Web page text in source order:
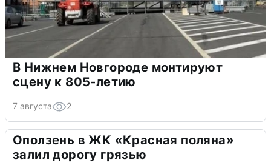
В Нижнем Новгороде монтируют
сцену к 805-летию
7 августа 2
Оползень в ЖК «Красная поляна»
залил дорогу грязью